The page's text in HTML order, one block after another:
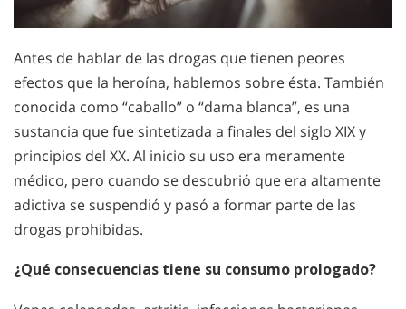
Antes de hablar de las drogas que tienen peores
efectos que la heroína, hablemos sobre ésta. También
conocida como “caballo” o “dama blanca”, es una
sustancia que fue sintetizada a finales del siglo XIX y
principios del XX. Al inicio su uso era meramente
médico, pero cuando se descubrió que era altamente
adictiva se suspendió y pasó a formar parte de las
drogas prohibidas.
¿Qué consecuencias tiene su consumo prologado?